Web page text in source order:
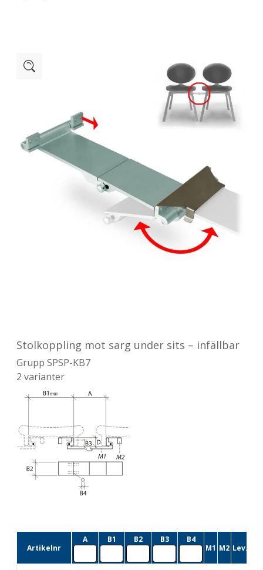
Stolkoppling mot sarg under sits – infällbar
Grupp SPSP-KB7
2 varianter
Artikelnr
A B1 B2 B3
B4
M1 M2 Lev.tid